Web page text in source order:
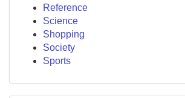
Reference
Science
Shopping
Society
Sports